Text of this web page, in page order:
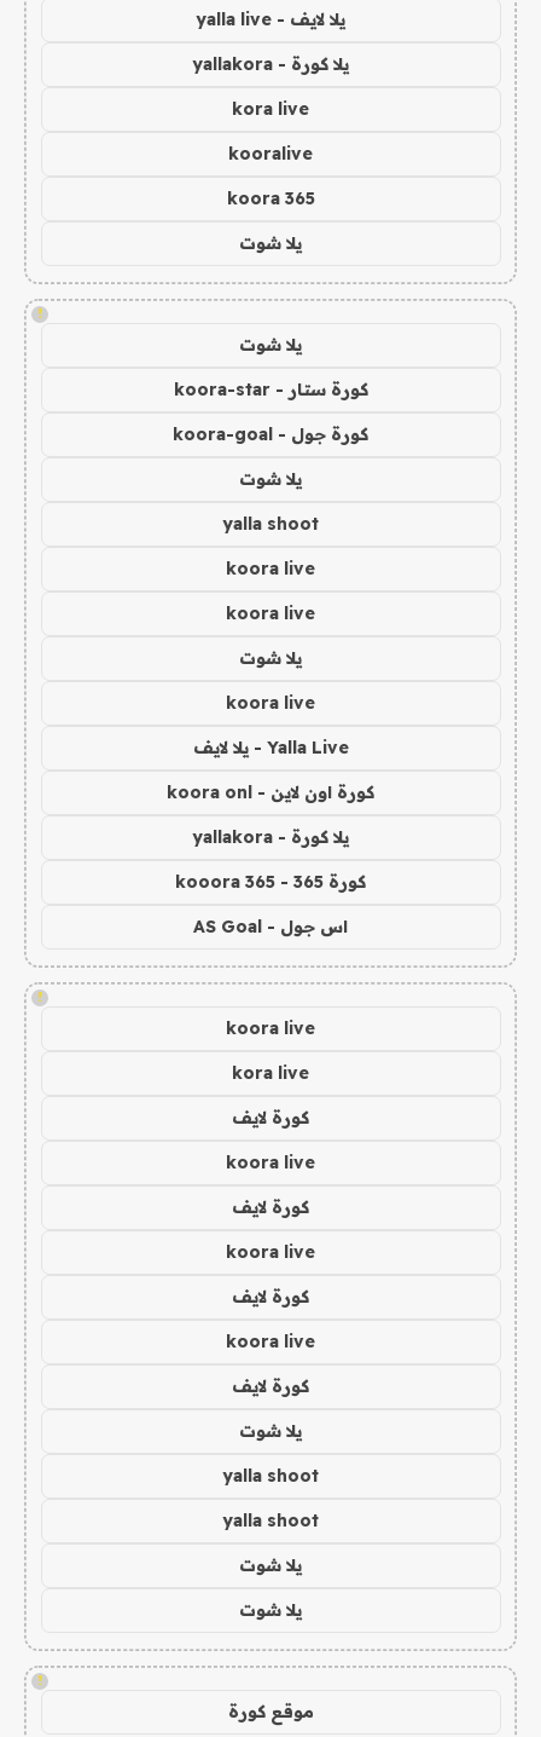
يلا لايف - yalla live
يلا كورة - yallakora
kora live
kooralive
koora 365
يلا شوت
!
يلا شوت
كورة ستار - koora-star
كورة جول - koora-goal
يلا شوت
yalla shoot
koora live
koora live
يلا شوت
koora live
Yalla Live - يلا لايف
كورة اون لاين - koora onl
يلا كورة - yallakora
كورة 365 - kooora 365
اس جول - AS Goal
!
koora live
kora live
كورة لايف
koora live
كورة لايف
koora live
كورة لايف
koora live
كورة لايف
يلا شوت
yalla shoot
yalla shoot
يلا شوت
يلا شوت
!
موقع كورة